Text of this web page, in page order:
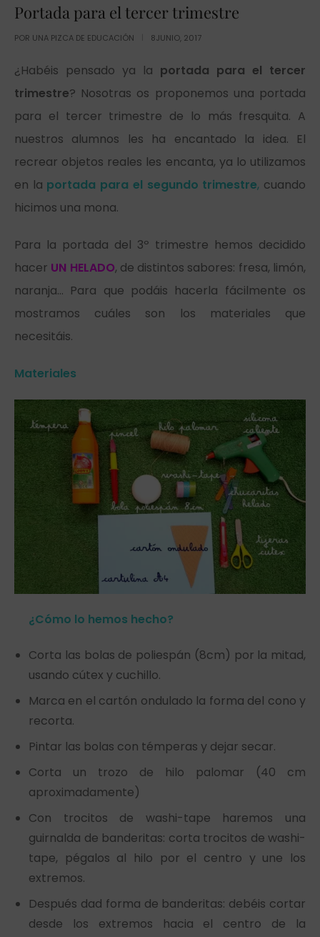
Portada para el tercer trimestre
POR UNA PIZCA DE EDUCACIÓN 8JUNIO, 2017
¿Habéis pensado ya la portada para el tercer
trimestre? Nosotras os proponemos una portada
para el tercer trimestre de lo más fresquita. A
nuestros alumnos les ha encantado la idea. El
recrear objetos reales les encanta, ya lo utilizamos
en la portada para el segundo trimestre, cuando
hicimos una mona.
Para la portada del 3º trimestre hemos decidido
hacer UN HELADO, de distintos sabores: fresa, limón,
naranja… Para que podáis hacerla fácilmente os
mostramos cuáles son los materiales que
necesitáis.
Materiales
¿Cómo lo hemos hecho?
Corta las bolas de poliespán (8cm) por la mitad,
usando cútex y cuchillo.
Marca en el cartón ondulado la forma del cono y
recorta.
Pintar las bolas con témperas y dejar secar.
Corta un trozo de hilo palomar (40 cm
aproximadamente)
Con trocitos de washi-tape haremos una
guirnalda de banderitas: corta trocitos de washi-
tape, pégalos al hilo por el centro y une los
extremos.
Después dad forma de banderitas: debéis cortar
desde los extremos hacia el centro de la